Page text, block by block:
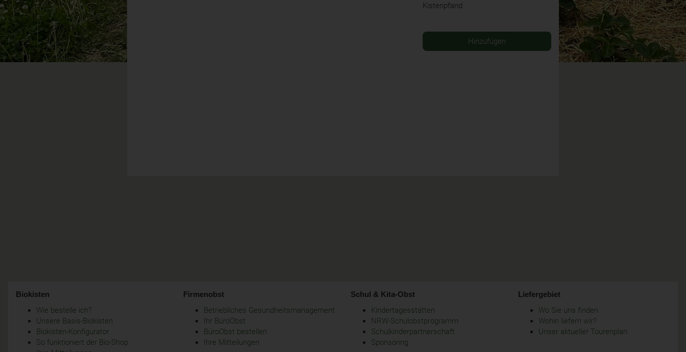
Kistenpfand
Hinzufügen
Biokisten
Wie bestelle ich?
Unsere Basis-Biokisten
Biokisten-Konfigurator
So funktioniert der Bio-Shop
Firmenobst
Betriebliches Gesundheitsmanagement
Ihr BüroObst
BüroObst bestellen
Ihre Mitteilungen
Schul & Kita-Obst
Kindertagesstätten
NRW-Schulobstprogramm
Schulkinderpartnerschaft
Sponsoring
Liefergebiet
Wo Sie uns finden
Wohin liefern wir?
Unser aktueller Tourenplan